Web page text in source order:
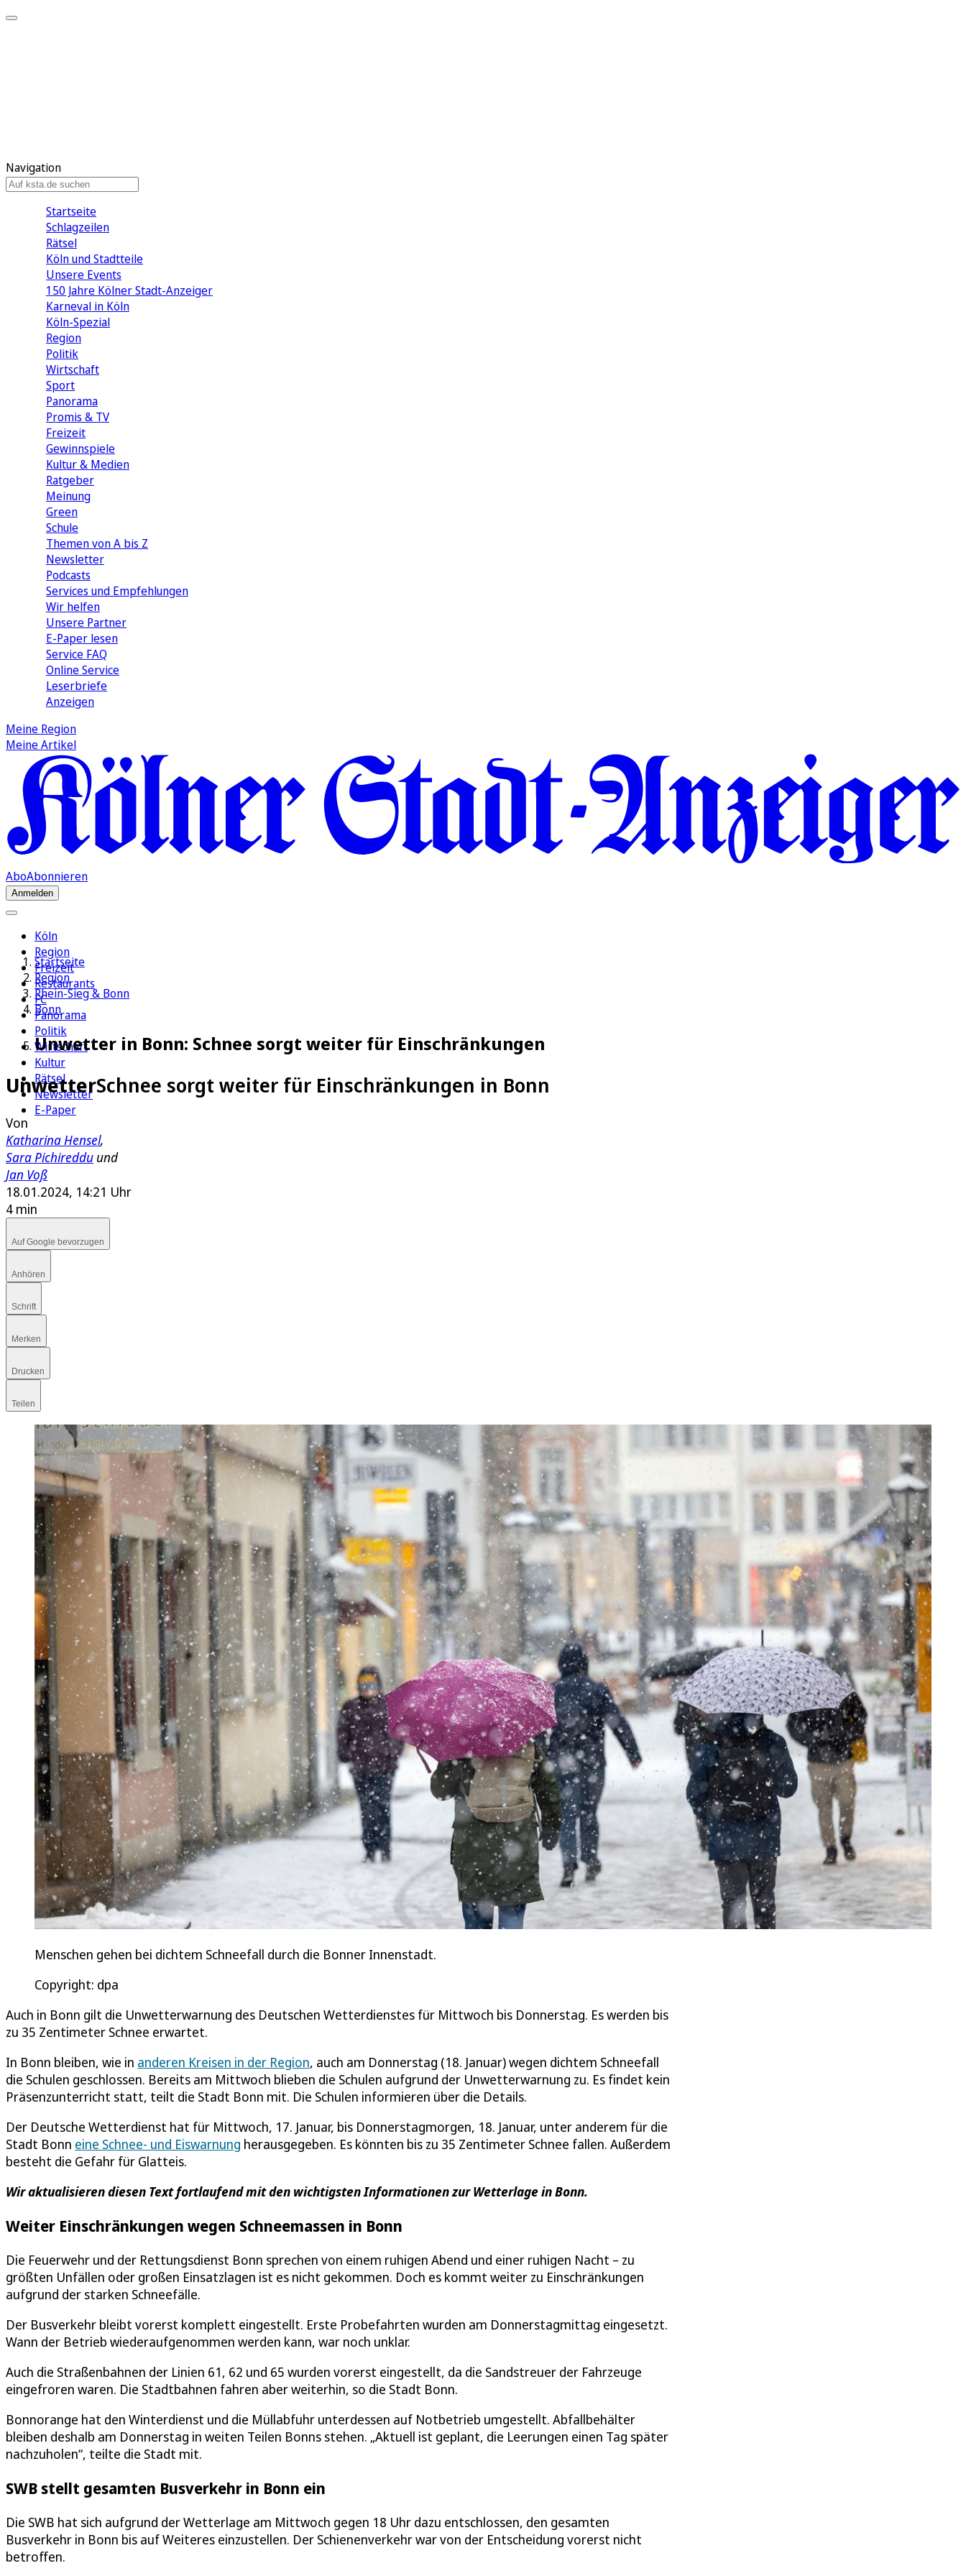
Navigation
Startseite
Schlagzeilen
Rätsel
Köln und Stadtteile
Unsere Events
150 Jahre Kölner Stadt-Anzeiger
Karneval in Köln
Köln-Spezial
Region
Politik
Wirtschaft
Sport
Panorama
Promis & TV
Freizeit
Gewinnspiele
Kultur & Medien
Ratgeber
Meinung
Green
Schule
Themen von A bis Z
Newsletter
Podcasts
Services und Empfehlungen
Wir helfen
Unsere Partner
E-Paper lesen
Service FAQ
Online Service
Leserbriefe
Anzeigen
Meine Region
Meine Artikel
AboAbonnieren
Anmelden
Köln
Region
Freizeit
Restaurants
FC
Panorama
Politik
Wirtschaft
Kultur
Rätsel
Newsletter
E-Paper
Startseite
Region
Rhein-Sieg & Bonn
Bonn
Unwetter in Bonn: Schnee sorgt weiter für Einschränkungen
UnwetterSchnee sorgt weiter für Einschränkungen in Bonn
Von
Katharina Hensel,
Sara Pichireddu und
Jan Voß
18.01.2024, 14:21 Uhr
4 min
Auf Google bevorzugen
Anhören
Schrift
Merken
Drucken
Teilen
Menschen gehen bei dichtem Schneefall durch die Bonner Innenstadt.
Copyright: dpa
Auch in Bonn gilt die Unwetterwarnung des Deutschen Wetterdienstes für Mittwoch bis Donnerstag. Es werden bis
zu 35 Zentimeter Schnee erwartet.
In Bonn bleiben, wie in anderen Kreisen in der Region, auch am Donnerstag (18. Januar) wegen dichtem Schneefall
die Schulen geschlossen. Bereits am Mittwoch blieben die Schulen aufgrund der Unwetterwarnung zu. Es findet kein
Präsenzunterricht statt, teilt die Stadt Bonn mit. Die Schulen informieren über die Details.
Der Deutsche Wetterdienst hat für Mittwoch, 17. Januar, bis Donnerstagmorgen, 18. Januar, unter anderem für die
Stadt Bonn eine Schnee- und Eiswarnung herausgegeben. Es könnten bis zu 35 Zentimeter Schnee fallen. Außerdem
besteht die Gefahr für Glatteis.
Wir aktualisieren diesen Text fortlaufend mit den wichtigsten Informationen zur Wetterlage in Bonn.
Weiter Einschränkungen wegen Schneemassen in Bonn
Die Feuerwehr und der Rettungsdienst Bonn sprechen von einem ruhigen Abend und einer ruhigen Nacht – zu
größten Unfällen oder großen Einsatzlagen ist es nicht gekommen. Doch es kommt weiter zu Einschränkungen
aufgrund der starken Schneefälle.
Der Busverkehr bleibt vorerst komplett eingestellt. Erste Probefahrten wurden am Donnerstagmittag eingesetzt.
Wann der Betrieb wiederaufgenommen werden kann, war noch unklar.
Auch die Straßenbahnen der Linien 61, 62 und 65 wurden vorerst eingestellt, da die Sandstreuer der Fahrzeuge
eingefroren waren. Die Stadtbahnen fahren aber weiterhin, so die Stadt Bonn.
Bonnorange hat den Winterdienst und die Müllabfuhr unterdessen auf Notbetrieb umgestellt. Abfallbehälter
bleiben deshalb am Donnerstag in weiten Teilen Bonns stehen. „Aktuell ist geplant, die Leerungen einen Tag später
nachzuholen“, teilte die Stadt mit.
SWB stellt gesamten Busverkehr in Bonn ein
Die SWB hat sich aufgrund der Wetterlage am Mittwoch gegen 18 Uhr dazu entschlossen, den gesamten
Busverkehr in Bonn bis auf Weiteres einzustellen. Der Schienenverkehr war von der Entscheidung vorerst nicht
betroffen.